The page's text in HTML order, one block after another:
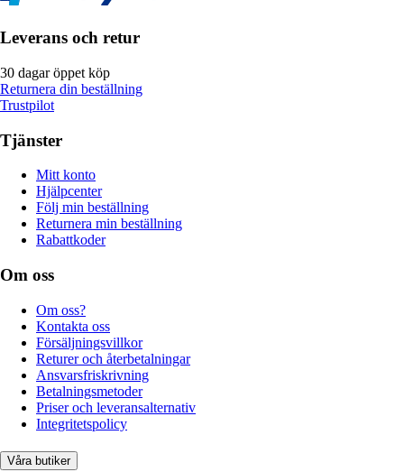
Leverans och retur
30 dagar öppet köp
Returnera din beställning
Trustpilot
Tjänster
Mitt konto
Hjälpcenter
Följ min beställning
Returnera min beställning
Rabattkoder
Om oss
Om oss?
Kontakta oss
Försäljningsvillkor
Returer och återbetalningar
Ansvarsfriskrivning
Betalningsmetoder
Priser och leveransalternativ
Integritetspolicy
Våra butiker